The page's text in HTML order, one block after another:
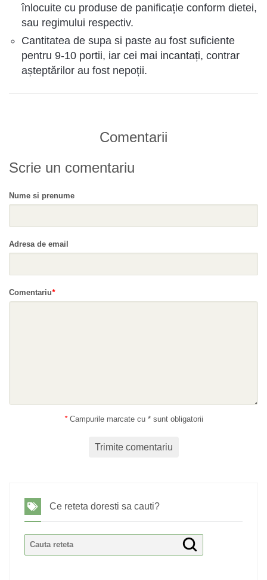
înlocuite cu produse de panificație conform dietei,
sau regimului respectiv.
Cantitatea de supa si paste au fost suficiente
pentru 9-10 portii, iar cei mai incantați, contrar
așteptărilor au fost nepoții.
Comentarii
Scrie un comentariu
Nume si prenume
Adresa de email
Comentariu*
* Campurile marcate cu * sunt obligatorii
Trimite comentariu
Ce reteta doresti sa cauti?